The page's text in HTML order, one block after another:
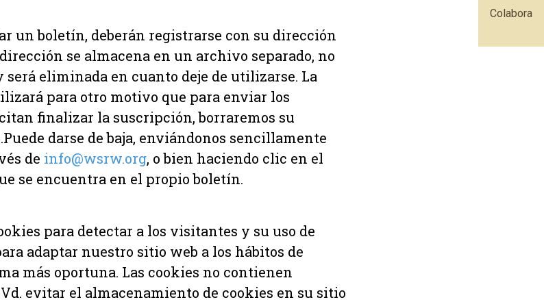
Colabora
un boletín, deberán registrarse con su dirección
se almacena en un archivo separado, no
será eliminada en cuanto deje de utilizarse. La
para otro motivo que para enviar los
finalizar la suscripción, borraremos su
darse de baja, enviándonos sencillamente
de info@wsrw.org, o bien haciendo clic en el
se encuentra en el propio boletín.
para detectar a los visitantes y su uso de
adaptar nuestro sitio web a los hábitos de
más oportuna. Las cookies no contienen
evitar el almacenamiento de cookies en su sitio